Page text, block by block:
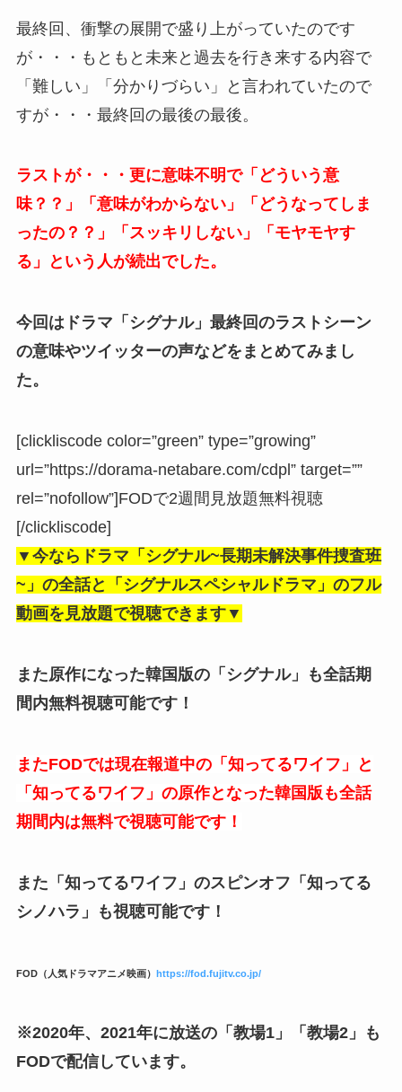
最終回、衝撃の展開で盛り上がっていたのです
が・・・もともと未来と過去を行き来する内容で
「難しい」「分かりづらい」と言われていたので
すが・・・最終回の最後の最後。
ラストが・・・更に意味不明で「どういう意
味？？」「意味がわからない」「どうなってしま
ったの？？」「スッキリしない」「モヤモヤす
る」という人が続出でした。
今回はドラマ「シグナル」最終回のラストシーン
の意味やツイッターの声などをまとめてみまし
た。
[clickliscode color=”green” type=”growing”
url=”https://dorama-netabare.com/cdpl” target=””
rel=”nofollow”]FODで2週間見放題無料視聴
[/clickliscode]
▼今ならドラマ「シグナル~長期未解決事件捜査班
~」の全話と「シグナルスペシャルドラマ」のフル
動画を見放題で視聴できます▼
また原作になった韓国版の「シグナル」も全話期
間内無料視聴可能です！
またFODでは現在報道中の「知ってるワイフ」と
「知ってるワイフ」の原作となった韓国版も全話
期間内は無料で視聴可能です！
また「知ってるワイフ」のスピンオフ「知ってる
シノハラ」も視聴可能です！
FOD（人気ドラマアニメ映画） https://fod.fujitv.co.jp/
※2020年、2021年に放送の「教場1」「教場2」も
FODで配信しています。